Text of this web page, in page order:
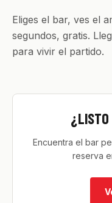
Eliges el bar, ves el
segundos, gratis.
para vivir el partido.
¿LISTO
Encuentra el bar
reserva